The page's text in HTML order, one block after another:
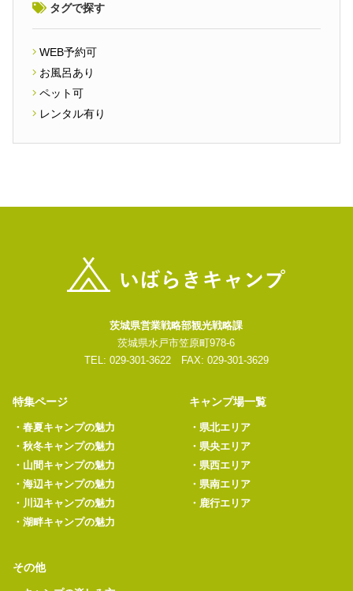
タグで探す
WEB予約可
お風呂あり
ペット可
レンタル有り
茨城県営業戦略部観光戦略課
茨城県水戸市笠原町978-6
TEL: 029-301-3622 FAX: 029-301-3629
特集ページ
・ 春夏キャンプの魅力
・ 秋冬キャンプの魅力
・ 山間キャンプの魅力
・ 海辺キャンプの魅力
・ 川辺キャンプの魅力
・ 湖畔キャンプの魅力
キャンプ場一覧
・ 県北エリア
・ 県央エリア
・ 県西エリア
・ 県南エリア
・ 鹿行エリア
その他